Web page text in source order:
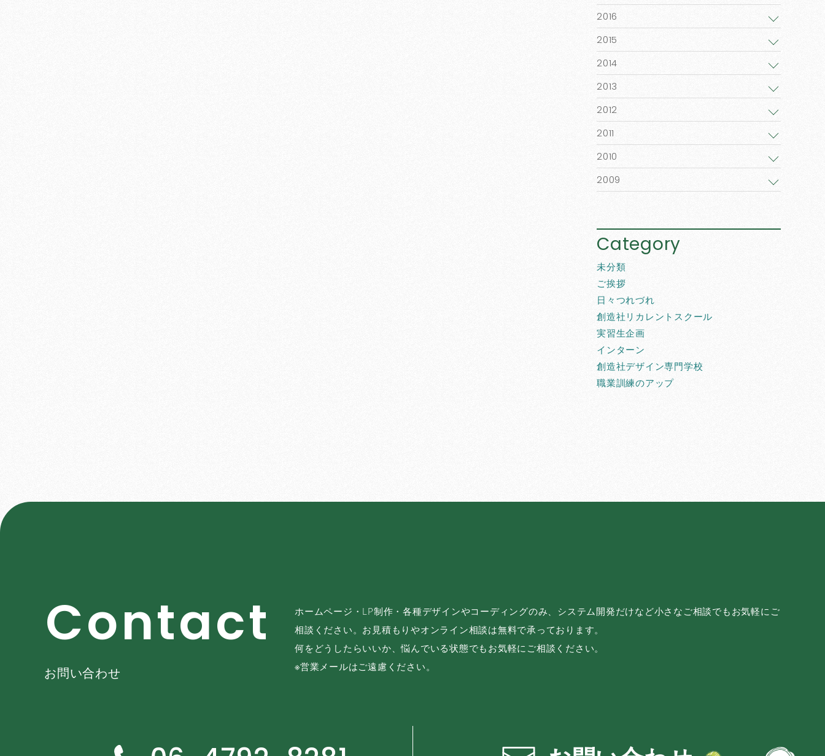
2016
2015
2014
2013
2012
2011
2010
2009
Category
未分類
ご挨拶
日々つれづれ
創造社リカレントスクール
実習生企画
インターン
創造社デザイン専門学校
職業訓練のアップ
Contact
お問い合わせ
ホームページ・LP制作・各種デザインやコーディングのみ、システム開発だけなど小さなご相談でもお気軽にご
相談ください。お見積もりやオンライン相談は無料で承っております。
何をどうしたらいいか、悩んでいる状態でもお気軽にご相談ください。
※営業メールはご遠慮ください。